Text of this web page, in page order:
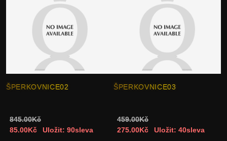
ŠPERKOVNICE02
845.00Kč
85.00Kč
Uložit: 90sleva
ŠPERKOVNICE03
459.00Kč
275.00Kč
Uložit: 40sleva